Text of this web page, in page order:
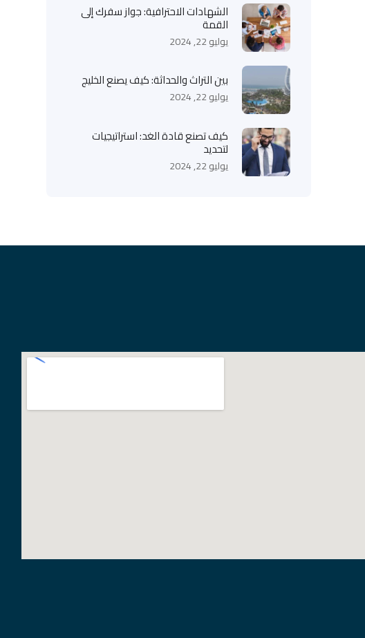
الشهادات الاحترافية: جواز سفرك إلى
القمة
يوليو 22, 2024
بين التراث والحداثة: كيف يصنع الخليج
يوليو 22, 2024
كيف تصنع قادة الغد: استراتيجيات
لتحديد
يوليو 22, 2024